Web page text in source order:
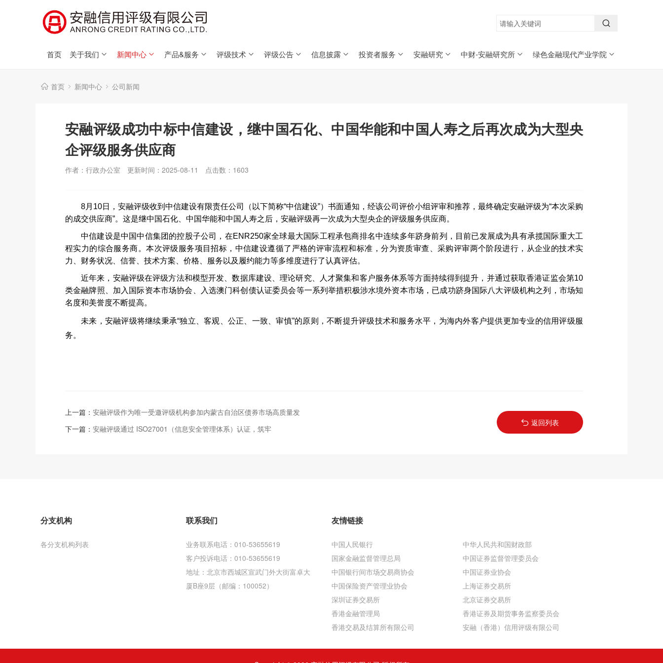
首页 关于我们 新闻中心 产品&服务 评级技术 评级公告 信息披露 投资者服务 安融研究 中财-安融研究所 绿色金融现代产业学院
首页 新闻中心 公司新闻
安融评级成功中标中信建设，继中国石化、中国华能和中国人寿之后再次成为大型央
企评级服务供应商
作者：行政办公室 更新时间：2025-08-11 点击数： 1603
8月10日，安融评级收到中信建设有限责任公司（以下简称“中信建设”）书面通知，经该公司评价小组评审和推荐，最终确定安融评级为“本次采购
的成交供应商”。这是继中国石化、中国华能和中国人寿之后，安融评级再一次成为大型央企的评级服务供应商。
中信建设是中国中信集团的控股子公司，在ENR250家全球最大国际工程承包商排名中连续多年跻身前列，目前已发展成为具有承揽国际重大工
程实力的综合服务商。本次评级服务项目招标，中信建设遵循了严格的评审流程和标准，分为资质审查、采购评审两个阶段进行，从企业的技术实
力、财务状况、信誉、技术方案、价格、服务以及履约能力等多维度进行了认真评估。
近年来，安融评级在评级方法和模型开发、数据库建设、理论研究、人才聚集和客户服务体系等方面持续得到提升，并通过获取香港证监会第10
类金融牌照、加入国际资本市场协会、入选澳门科创债认证委员会等一系列举措积极涉水境外资本市场，已成功跻身国际八大评级机构之列，市场知
名度和美誉度不断提高。
未来，安融评级将继续秉承“独立、客观、公正、一致、审慎”的原则，不断提升评级技术和服务水平，为海内外客户提供更加专业的信用评级服
务。
上一篇： 安融评级作为唯一受邀评级机构参加内蒙古自治区债券市场高质量发
下一篇： 安融评级通过 ISO27001（信息安全管理体系）认证，筑牢
返回列表
分支机构
各分支机构列表
联系我们
业务联系电话：010-53655619
客户投诉电话：010-53655619
地址：北京市西城区宣武门外大街富卓大
厦B座9层（邮编：100052）
友情链接
中国人民银行
中华人民共和国财政部
国家金融监督管理总局
中国证券监督管理委员会
中国银行间市场交易商协会
中国证券业协会
中国保险资产管理业协会
上海证券交易所
深圳证券交易所
北京证券交易所
香港金融管理局
香港证券及期货事务监察委员会
香港交易及结算所有限公司
安融（香港）信用评级有限公司